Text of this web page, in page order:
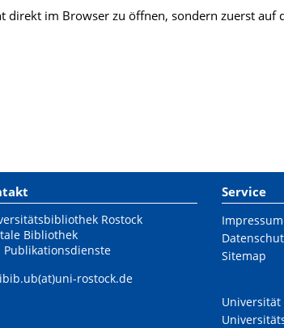
direkt im Browser zu öffnen, sondern zuerst auf
Rostock
Bibliothek
Publikationsdienste
rostock.de
Service
Impressum
Sitemap
Universität